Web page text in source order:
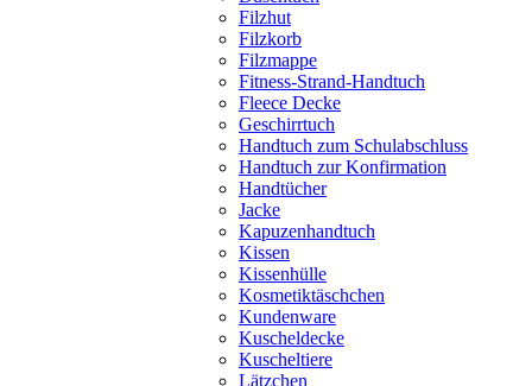
Filzhut
Filzkorb
Filzmappe
Fitness-Strand-Handtuch
Fleece Decke
Geschirrtuch
Handtuch zum Schulabschluss
Handtuch zur Konfirmation
Handtücher
Jacke
Kapuzenhandtuch
Kissen
Kissenhülle
Kosmetiktäschchen
Kundenware
Kuscheldecke
Kuscheltiere
Lätzchen